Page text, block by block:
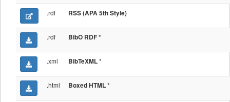
.rdf RSS (APA 5th Style)
.rdf BibO RDF*
.xml BibTeXML*
.html Boxed HTML*